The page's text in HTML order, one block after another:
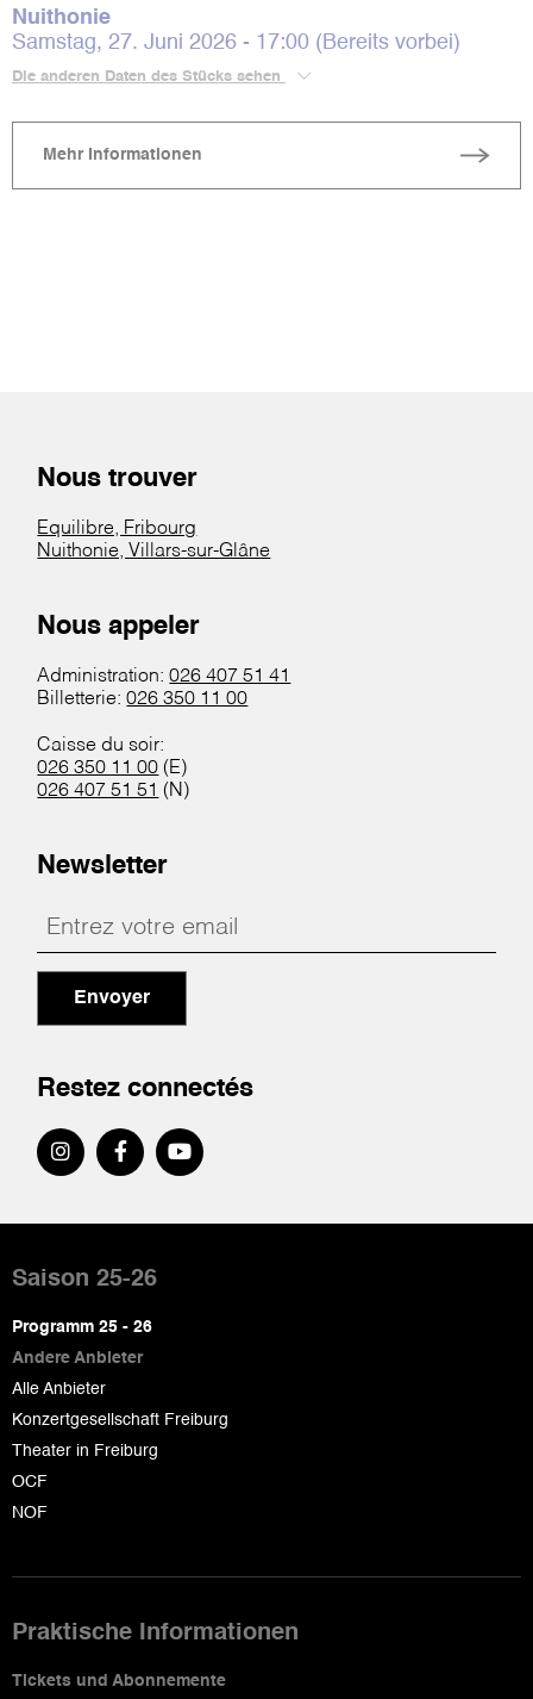
Nuithonie
Samstag, 27. Juni 2026 - 17:00 (Bereits vorbei)
Die anderen Daten des Stücks sehen
Mehr Informationen
Nous trouver
Equilibre, Fribourg
Nuithonie, Villars-sur-Glâne
Nous appeler
Administration:026 407 51 41
Billetterie:026 350 11 00
Caisse du soir:
026 350 11 00 (E)
026 407 51 51 (N)
Newsletter
Envoyer
Restez connectés
de
page
Saison 25-26
Programm 25 - 26
Andere Anbieter
Alle Anbieter
Konzertgesellschaft Freiburg
Theater in Freiburg
OCF
NOF
Praktische Informationen
Tickets und Abonnemente